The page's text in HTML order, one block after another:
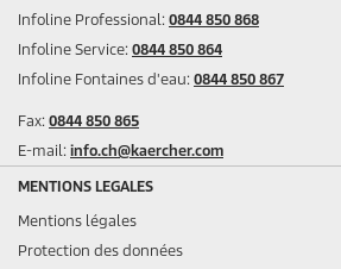
Infoline Professional: 0844 850 868
Infoline Service: 0844 850 864
Infoline Fontaines d'eau: 0844 850 867
Fax: 0844 850 865
E-mail: info.ch@kaercher.com
MENTIONS LEGALES
Mentions légales
Protection des données